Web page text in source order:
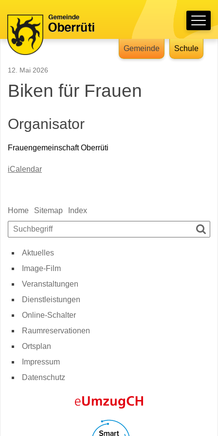
Navigieren in Oberrüti
Gemeinde Schule
Biken für Frauen
12. Mai 2026
Organisator
Frauengemeinschaft Oberrüti
iCalendar
Sidebar
Home Sitemap
Index
Suchbegriff
Aktuelles
Image-Film
Veranstaltungen
Dienstleistungen
Online-Schalter
Raumreservationen
Ortsplan
Impressum
Datenschutz